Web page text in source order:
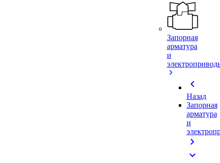
Запорная
арматура
и
chevron_left
Назад
Запорная
арматура
и
chevron_right
expand_more